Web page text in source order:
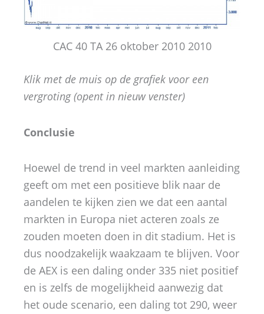
CAC 40 TA 26 oktober 2010 2010
Klik met de muis op de grafiek voor een
vergroting (opent in nieuw venster)
Conclusie
Hoewel de trend in veel markten aanleiding
geeft om met een positieve blik naar de
aandelen te kijken zien we dat een aantal
markten in Europa niet acteren zoals ze
zouden moeten doen in dit stadium. Het is
dus noodzakelijk waakzaam te blijven. Voor
de AEX is een daling onder 335 niet positief
en is zelfs de mogelijkheid aanwezig dat
het oude scenario, een daling tot 290, weer